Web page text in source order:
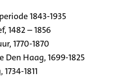
1843-1935
1482 – 1856
1770-1870
Haag, 1699-1825
1811